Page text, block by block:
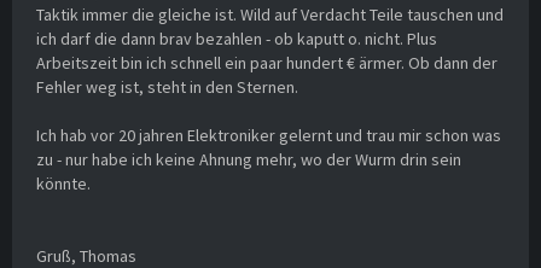
Taktik immer die gleiche ist. Wild auf Verdacht Teile tauschen und
ich darf die dann brav bezahlen - ob kaputt o. nicht. Plus
Arbeitszeit bin ich schnell ein paar hundert € ärmer. Ob dann der
Fehler weg ist, steht in den Sternen.
Ich hab vor 20 jahren Elektroniker gelernt und trau mir schon was
zu - nur habe ich keine Ahnung mehr, wo der Wurm drin sein
könnte.
Gruß, Thomas